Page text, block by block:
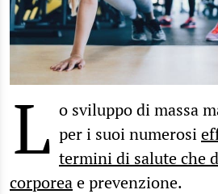
L o sviluppo di massa
per i suoi numerosi
termini di salute che
corporeae prevenzione.